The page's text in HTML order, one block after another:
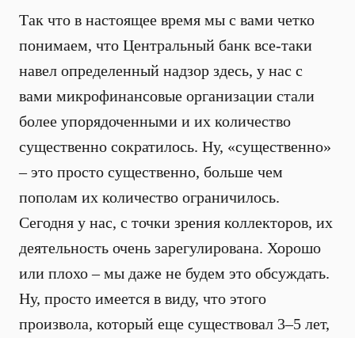
Так что в настоящее время мы с вами четко
понимаем, что Центральный банк все-таки
навел определенный надзор здесь, у нас с
вами микрофинансовые организации стали
более упорядоченными и их количество
существенно сократилось. Ну, «существенно»
– это просто существенно, больше чем
пополам их количество ограничилось.
Сегодня у нас, с точки зрения коллекторов, их
деятельность очень зарегулирована. Хорошо
или плохо – мы даже не будем это обсуждать.
Ну, просто имеется в виду, что этого
произвола, который еще существовал 3–5 лет,